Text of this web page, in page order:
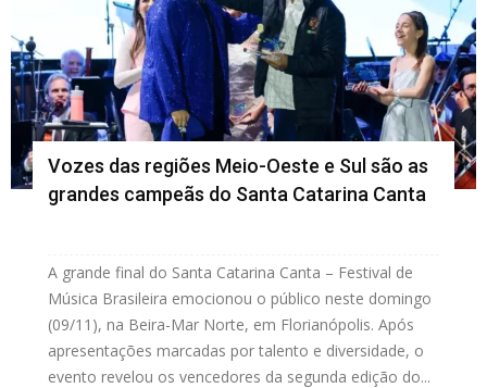
Vozes das regiões Meio-Oeste e Sul são as
grandes campeãs do Santa Catarina Canta
A grande final do Santa Catarina Canta – Festival de
Música Brasileira emocionou o público neste domingo
(09/11), na Beira-Mar Norte, em Florianópolis. Após
apresentações marcadas por talento e diversidade, o
evento revelou os vencedores da segunda edição do...